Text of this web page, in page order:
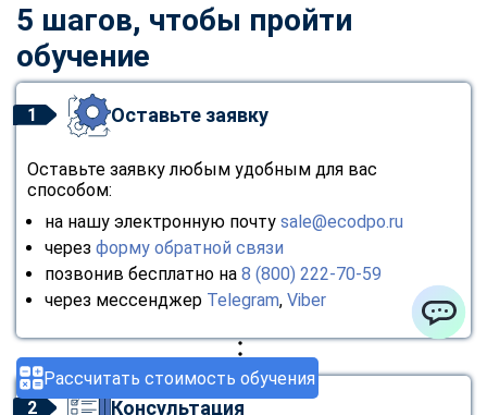
Рассчитать стоимость обучения
5 шагов, чтобы пройти
обучение
1 Оставьте заявку
Оставьте заявку любым удобным для вас
способом:
на нашу электронную почту sale@ecodpo.ru
через форму обратной связи
позвонив бесплатно на 8 (800) 222-70-59
через мессенджер Telegram, Viber
2 Консультация
ChatApp